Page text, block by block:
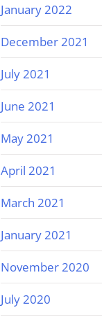
January 2022
December 2021
July 2021
June 2021
May 2021
April 2021
March 2021
January 2021
November 2020
July 2020